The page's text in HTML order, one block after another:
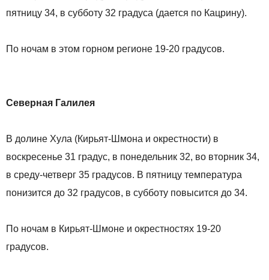
пятницу 34, в субботу 32 градуса (дается по Кацрину).
По ночам в этом горном регионе 19-20 градусов.
Северная Галилея
В долине Хула (Кирьят-Шмона и окрестности) в
воскресенье 31 градус, в понедельник 32, во вторник 34,
в среду-четверг 35 градусов. В пятницу температура
понизится до 32 градусов, в субботу повысится до 34.
По ночам в Кирьят-Шмоне и окрестностях 19-20
градусов.